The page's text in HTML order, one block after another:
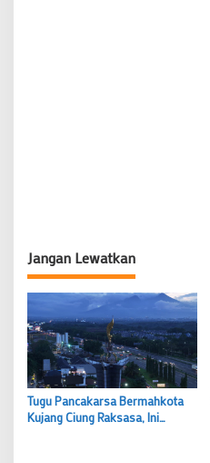
Jangan Lewatkan
Tugu Pancakarsa Bermahkota
Kujang Ciung Raksasa, Ini